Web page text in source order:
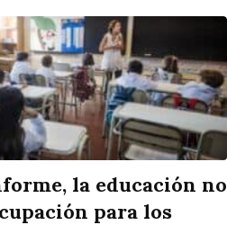
la educación no
para los